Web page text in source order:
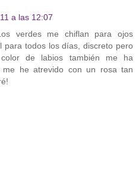
a las 12:07
verdes me chiflan para ojos
para todos los días, discreto pero
de labios también me ha
me he atrevido con un rosa tan